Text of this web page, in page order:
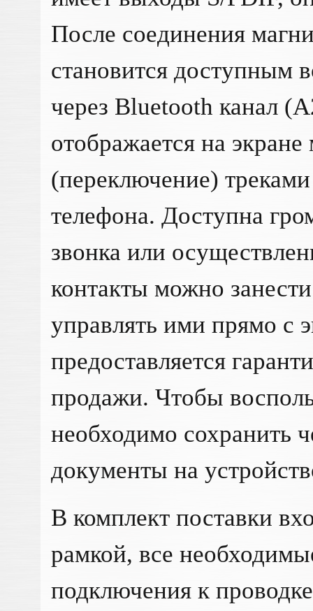
После соединения
становится доступным
через Bluetooth канал
отображается на
(переключение)
телефона. Доступна
звонка или
контакты можно
управлять ими прямо с
предоставляется
продажи. Чтобы
необходимо сохранить
документы на
В комплект поставки
рамкой, все
подключения к